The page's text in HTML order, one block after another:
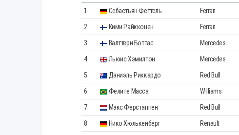
1. Себастьян Феттель Ferrari
2. Кими Райкконен Ferrari
3. Валттери Боттас Mercedes
4. Льюис Хэмилтон Mercedes
5. Даниэль Риккардо Red Bull
6. Фелипе Масса Williams
7. Макс Ферстаппен Red Bull
8. Нико Хюлькенберг Renault